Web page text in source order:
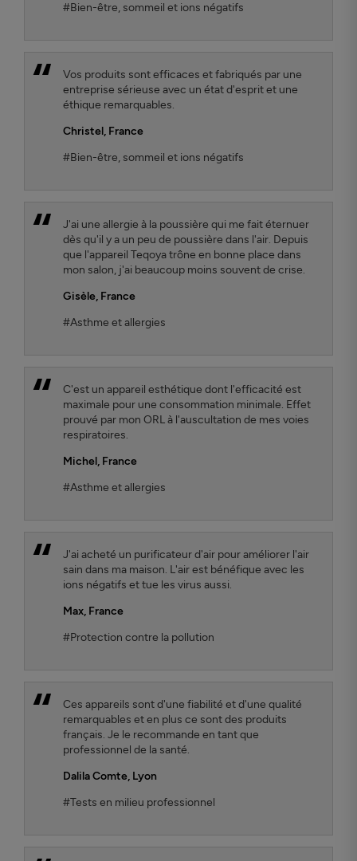
#Bien-être, sommeil et ions négatifs
Vos produits sont efficaces et fabriqués par une
entreprise sérieuse avec un état d'esprit et une
éthique remarquables.
Christel, France
#Bien-être, sommeil et ions négatifs
J'ai une allergie à la poussière qui me fait éternuer
dès qu'il y a un peu de poussière dans l'air. Depuis
que l'appareil Teqoya trône en bonne place dans
mon salon, j'ai beaucoup moins souvent de crise.
Gisèle, France
#Asthme et allergies
C'est un appareil esthétique dont l'efficacité est
maximale pour une consommation minimale. Effet
prouvé par mon ORL à l'auscultation de mes voies
respiratoires.
Michel, France
#Asthme et allergies
J'ai acheté un purificateur d'air pour améliorer l'air
sain dans ma maison. L'air est bénéfique avec les
ions négatifs et tue les virus aussi.
Max, France
#Protection contre la pollution
Ces appareils sont d'une fiabilité et d'une qualité
remarquables et en plus ce sont des produits
français. Je le recommande en tant que
professionnel de la santé.
Dalila Comte, Lyon
#Tests en milieu professionnel